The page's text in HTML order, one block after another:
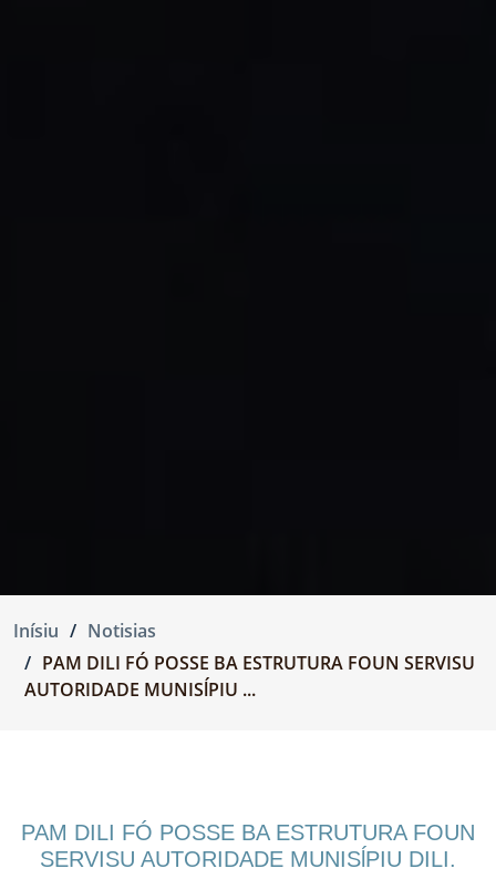
Inísiu
Notisias
PAM DILI FÓ POSSE BA ESTRUTURA FOUN SERVISU
AUTORIDADE MUNISĺPIU ...
PAM DILI FÓ POSSE BA ESTRUTURA FOUN
SERVISU AUTORIDADE MUNISĺPIU DILI.